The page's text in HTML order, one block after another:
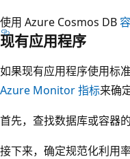
使用 Azure Cosmos DB
现有应用程序
如果现有应用程序使用标
Azure Monitor 指标来确
首先，查找数据库或容器的
接下来，确定规范化利用